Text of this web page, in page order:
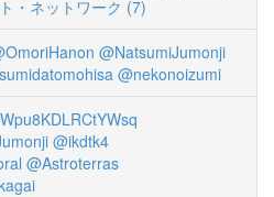
・ネットワーク (7)
@NatsumiJumonji
@nekonoizumi
@ikdtk4
@Astroterras